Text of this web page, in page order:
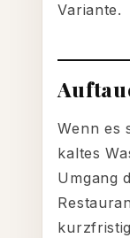
Variante.
Wenn es
kaltes
Umgang